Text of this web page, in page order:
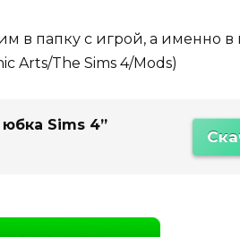
в папку с игрой, а именно в
Arts/The Sims 4/Mods)
Sims 4”